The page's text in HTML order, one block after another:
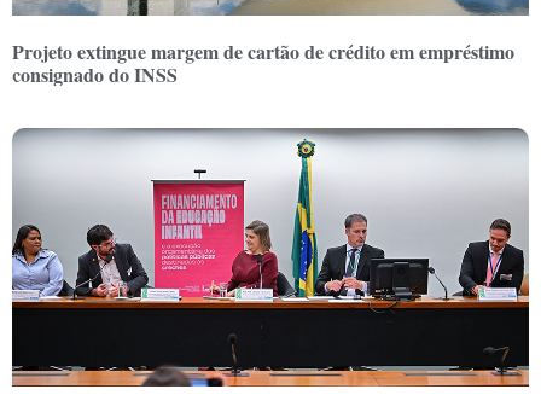
Projeto extingue margem de cartão de crédito em empréstimo
consignado do INSS